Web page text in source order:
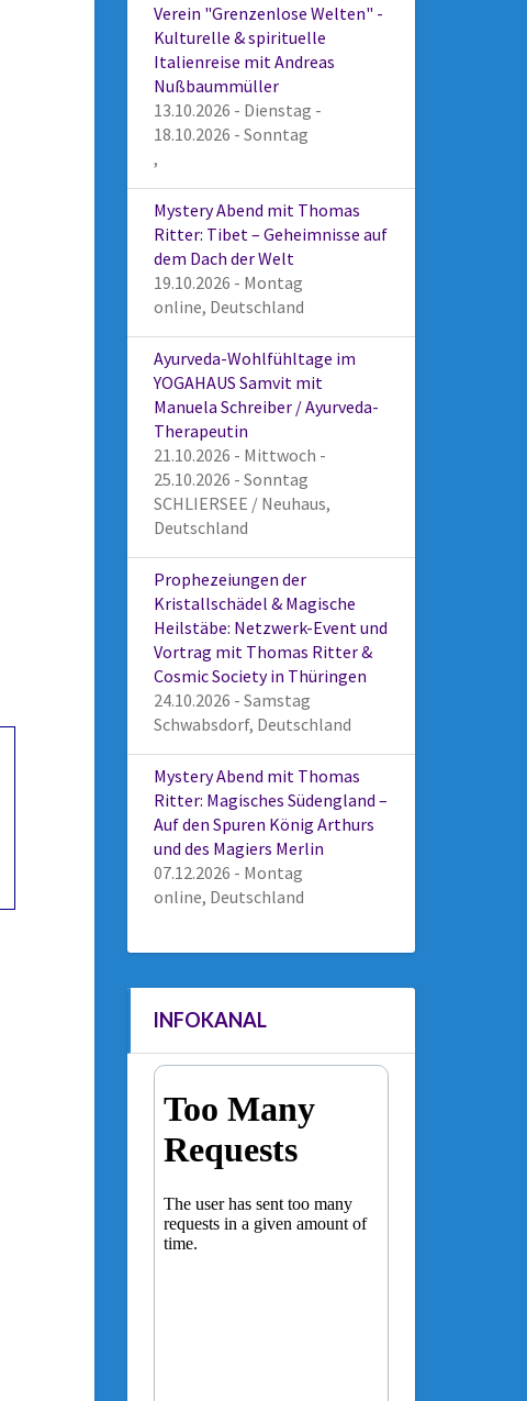
Verein "Grenzenlose Welten" -
Kulturelle & spirituelle
Italienreise mit Andreas
Nußbaummüller
13.10.2026 - Dienstag -
18.10.2026 - Sonntag
,
Mystery Abend mit Thomas
Ritter: Tibet – Geheimnisse auf
dem Dach der Welt
19.10.2026 - Montag
online, Deutschland
Ayurveda-Wohlfühltage im
YOGAHAUS Samvit mit
Manuela Schreiber / Ayurveda-
Therapeutin
21.10.2026 - Mittwoch -
25.10.2026 - Sonntag
SCHLIERSEE / Neuhaus,
Deutschland
Prophezeiungen der
Kristallschädel & Magische
Heilstäbe: Netzwerk-Event und
Vortrag mit Thomas Ritter &
Cosmic Society in Thüringen
24.10.2026 - Samstag
Schwabsdorf, Deutschland
Mystery Abend mit Thomas
Ritter: Magisches Südengland –
Auf den Spuren König Arthurs
und des Magiers Merlin
07.12.2026 - Montag
online, Deutschland
INFOKANAL